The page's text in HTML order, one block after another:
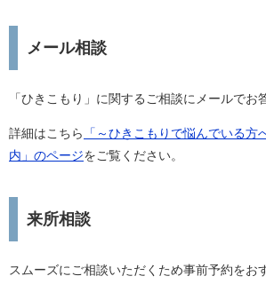
メール相談
「ひきこもり」に関するご相談にメールでお
詳細はこちら
「～ひきこもりで悩んでいる方
内」のページをご覧ください。
来所相談
スムーズにご相談いただくため事前予約をお